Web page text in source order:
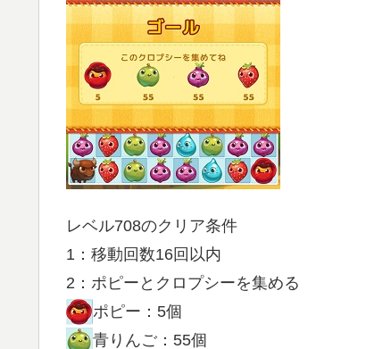
レベル708のクリア条件
1：移動回数16回以内
2：ポピーとクロプシーを集める
ポピー：5個
青りんご：55個